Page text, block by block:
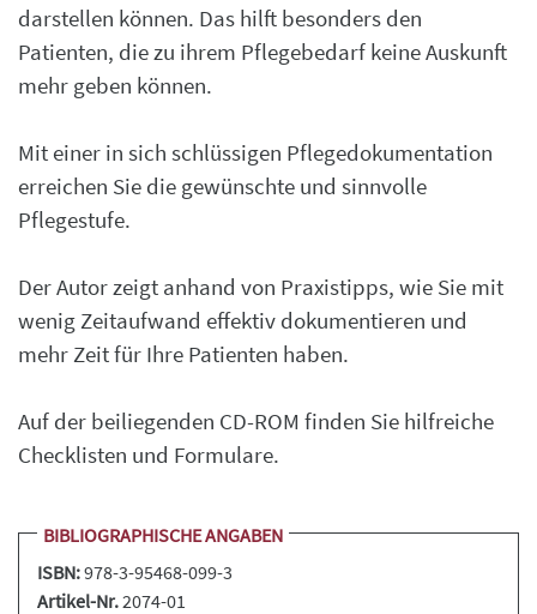
darstellen können. Das hilft besonders den
Patienten, die zu ihrem Pflegebedarf keine Auskunft
mehr geben können.
Mit einer in sich schlüssigen Pflegedokumentation
erreichen Sie die gewünschte und sinnvolle
Pflegestufe.
Der Autor zeigt anhand von Praxistipps, wie Sie mit
wenig Zeitaufwand effektiv dokumentieren und
mehr Zeit für Ihre Patienten haben.
Auf der beiliegenden CD-ROM finden Sie hilfreiche
Checklisten und Formulare.
BIBLIOGRAPHISCHE ANGABEN
ISBN:978-3-95468-099-3
Artikel-Nr.2074-01